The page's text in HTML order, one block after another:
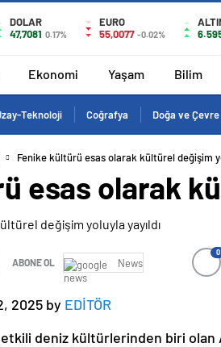
DOLAR
47,7081 0.17%
EURO
55,0077 -0.02%
Ekonomi Yaşam Bilim
Teknoloji Coğrafya Doğa ve
Fenike kültürü esas olarak kültürel değişim
esas olarak
ABONE OL News
0
2025 by EDİTÖR
deniz kültürlerinden biri